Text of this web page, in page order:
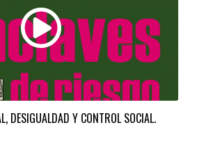
DESIGUALDAD Y CONTROL SOCIAL.